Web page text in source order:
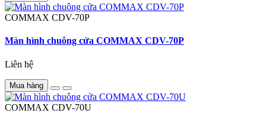
COMMAX CDV-70P
Màn hình chuông cửa COMMAX CDV-70P
Liên hệ
Mua hàng
COMMAX CDV-70U